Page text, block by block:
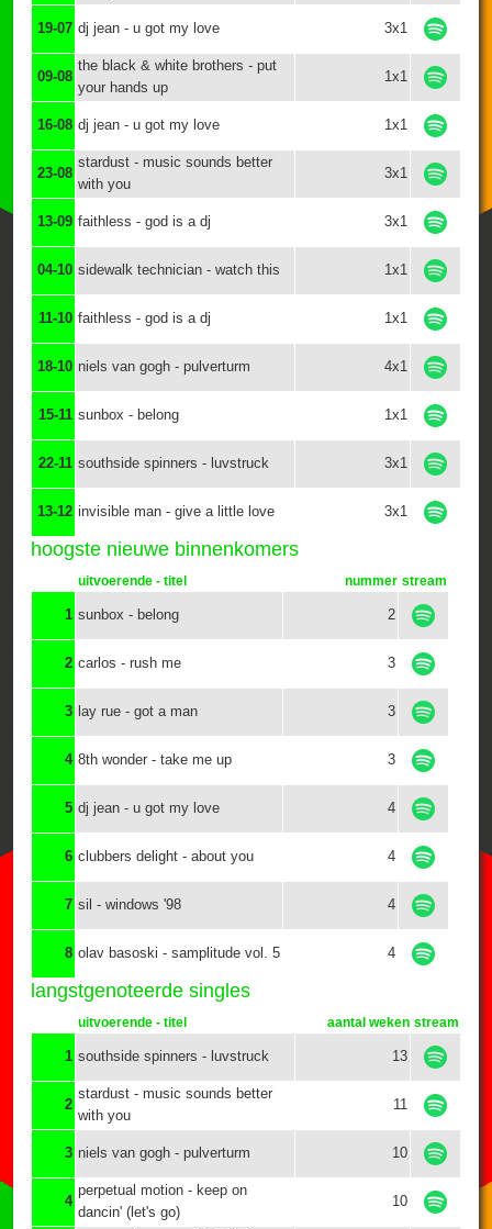
19-07 dj jean - u got my love 3x1
09-08
the black & white brothers - put
your hands up
1x1
16-08 dj jean - u got my love 1x1
23-08
stardust - music sounds better
with you
3x1
13-09 faithless - god is a dj 3x1
04-10 sidewalk technician - watch this 1x1
11-10 faithless - god is a dj 1x1
18-10 niels van gogh - pulverturm 4x1
15-11 sunbox - belong 1x1
22-11 southside spinners - luvstruck 3x1
13-12 invisible man - give a little love 3x1
hoogste nieuwe binnenkomers
uitvoerende - titel nummer stream
1 sunbox - belong 2
2 carlos - rush me 3
3 lay rue - got a man 3
4 8th wonder - take me up 3
5 dj jean - u got my love 4
6 clubbers delight - about you 4
7 sil - windows '98 4
8 olav basoski - samplitude vol. 5 4
langstgenoteerde singles
uitvoerende - titel aantal weken stream
1 southside spinners - luvstruck 13
2
stardust - music sounds better
with you
11
3 niels van gogh - pulverturm 10
4
perpetual motion - keep on
dancin' (let's go)
10